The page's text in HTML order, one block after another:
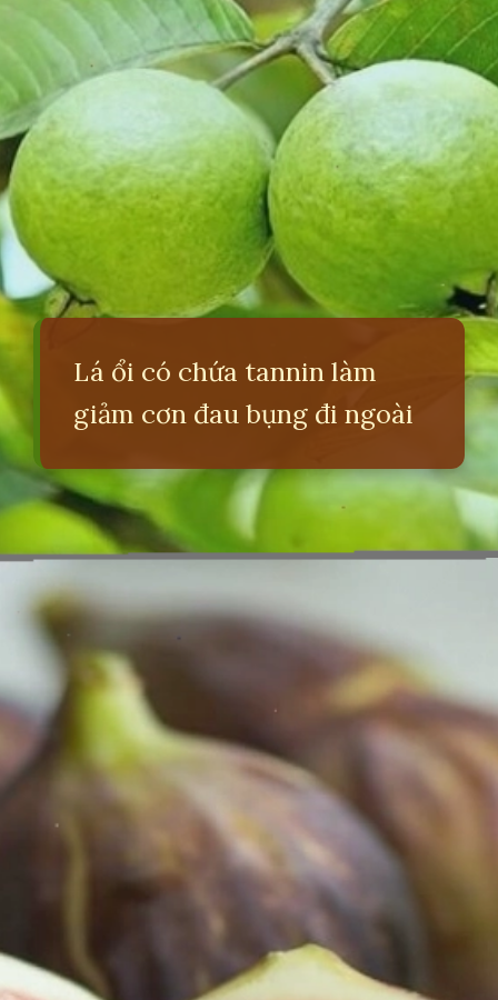
Lá ổi có chứa tannin làm
giảm cơn đau bụng đi ngoài
Đang mở